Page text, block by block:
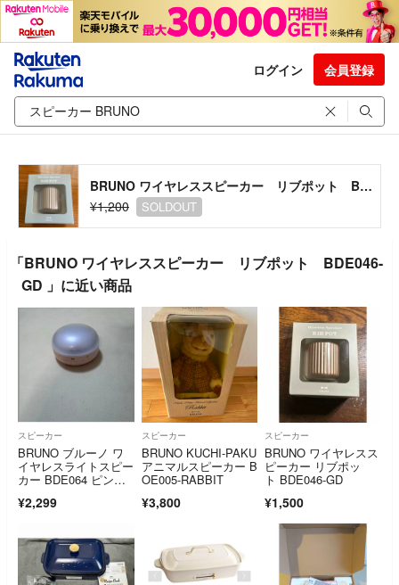
ログイン 会員登録
BRUNO ワイヤレススピーカー リブポット BDE046-GD
¥1,200
SOLDOUT
「BRUNO ワイヤレススピーカー リブポット BDE046-
GD 」に近い商品
スピーカー
BRUNO ブルーノ ワ
イヤレスライトスピー
カー BDE064 ピンク
¥2,299
スピーカー
BRUNO KUCHI-PAKU
アニマルスピーカー B
OE005-RABBIT
¥3,800
スピーカー
BRUNO ワイヤレスス
ピーカー リブポッ
ト BDE046-GD
¥1,500